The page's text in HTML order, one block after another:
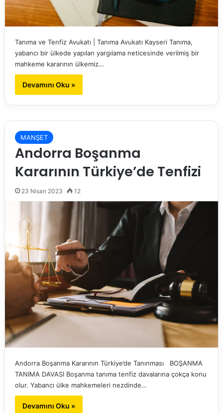
Tanıma ve Tenfiz Avukatı | Tanıma Avukatı Kayseri Tanıma,
yabancı bir ülkede yapılan yargılama neticesinde verilmiş bir
mahkeme kararının ülkemiz…
Devamını Oku »
MANŞET
Andorra Boşanma
Kararının Türkiye’de Tenfizi
23 Nisan 2023 12
Andorra Boşanma Kararının Türkiye’de Tanınması BOŞANMA
TANIMA DAVASI Boşanma tanıma tenfiz davalarına çokça konu
olur. Yabancı ülke mahkemeleri nezdinde…
Devamını Oku »